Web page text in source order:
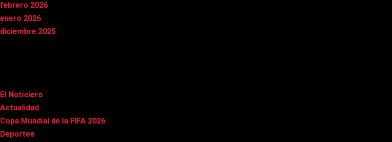
febrero 2026
enero 2026
diciembre 2025
El Noticiero
Actualidad
Copa Mundial de la FIFA 2026
Deportes